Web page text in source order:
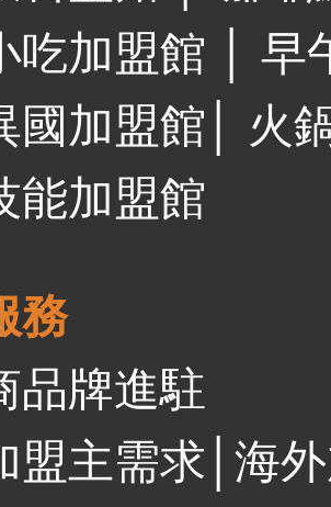
吃加盟館
早
國加盟館
火
能加盟館
務
品牌進駐
盟主需求 海